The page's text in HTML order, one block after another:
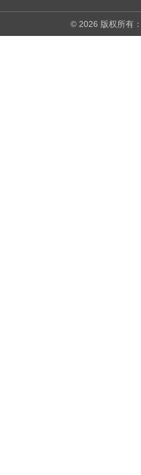
© 2026 版权所有